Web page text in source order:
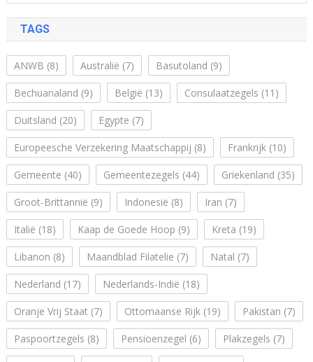
TAGS
ANWB (8) Australië (7) Basutoland (9)
Bechuanaland (9) België (13) Consulaatzegels (11)
Duitsland (20) Egypte (7)
Europeesche Verzekering Maatschappij (8) Frankrijk(10)
Gemeente (40) Gemeentezegels (44) Griekenland (35)
Groot-Brittannië (9) Indonesië (8) Iran (7)
Italië (18) Kaap de Goede Hoop (9) Kreta (19)
Libanon (8) Maandblad Filatelie (7) Natal (7)
Nederland (17) Nederlands-Indië (18)
Oranje Vrij Staat (7) Ottomaanse Rijk(19) Pakistan (7)
Paspoortzegels (8) Pensioenzegel (6) Plakzegels (7)